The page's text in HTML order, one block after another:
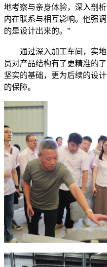
地考察与亲身体验，深入剖
内在联系与相互影响。他强
的是设计出来的。”
通过深入加工车间，实
员对产品结构有了更精准的
坚实的基础，更为后续的设
的保障。